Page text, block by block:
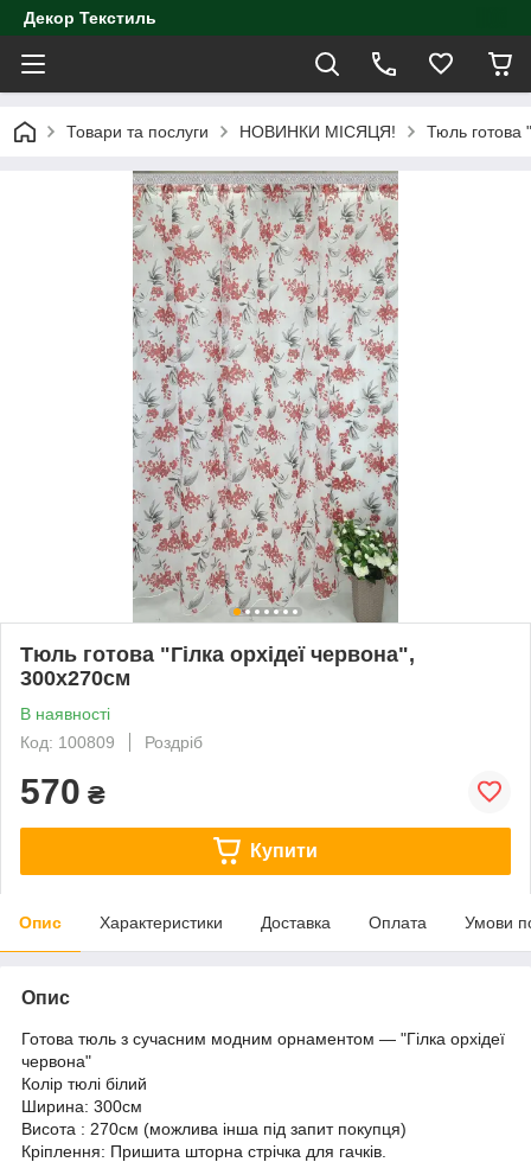
Декор Текстиль
Товари та послуги НОВИНКИ МІСЯЦЯ! Тюль готова
Тюль готова "Гілка орхідеї червона",
300х270см
В наявності
Код: 100809
Роздріб
570 ₴
Купити
Опис Характеристики Доставка Оплата Умови
Опис
Готова тюль з сучасним модним орнаментом ― "Гілка орхідеї
червона"
Колір тюлі білий
Ширина: 300см
Висота : 270см (можлива інша під запит покупця)
Кріплення: Пришита шторна стрічка для гачків.